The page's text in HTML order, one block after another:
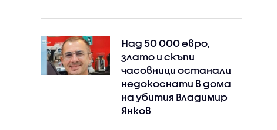
Над 50 000 евро,
злато и скъпи
часовници останали
недокоснати в дома
на убития Владимир
Янков